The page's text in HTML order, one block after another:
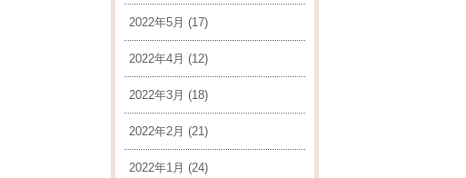
2022年5月 (17)
2022年4月 (12)
2022年3月 (18)
2022年2月 (21)
2022年1月 (24)